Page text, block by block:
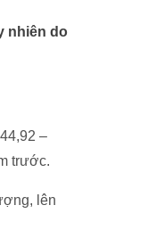
nhiên do
–
trước.
lên